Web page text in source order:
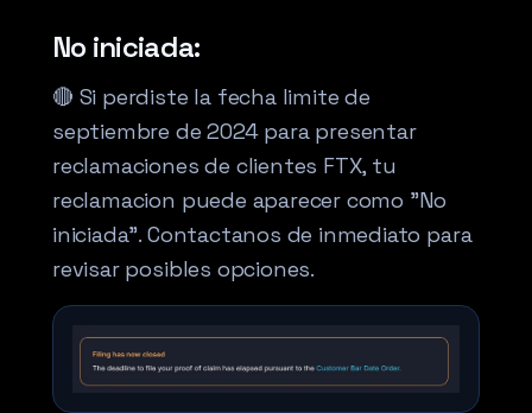
No iniciada:
🔴 Si perdiste la fecha limite de
septiembre de 2024 para presentar
reclamaciones de clientes FTX, tu
reclamacion puede aparecer como "No
iniciada". Contactanos de inmediato para
revisar posibles opciones.